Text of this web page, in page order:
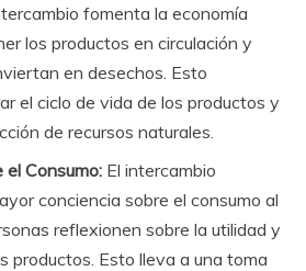
fomenta la economía
los productos en circulación y
en desechos. Esto
el ciclo de vida de los productos y
de recursos naturales.
el Consumo: El intercambio
conciencia sobre el consumo al
reflexionen sobre la utilidad y
productos. Esto lleva a una toma